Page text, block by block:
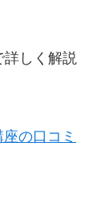
しく解説
の口コミ